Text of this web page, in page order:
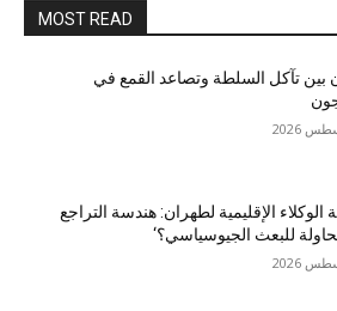
MOST READ
بين تآكل السلطة وتصاعد القمع في
الوكلاء الإقليمية لطهران: هندسة التراجع
للبعث الجيوسياسي؟‘